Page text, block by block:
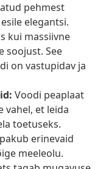
pehmest
elegantsi.
kui massiivne
soojust. See
on vastupidav ja
Voodi peaplaat
vahel, et leida
toetuseks.
erinevaid
meeleolu.